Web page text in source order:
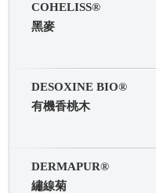
COHELISS®
黑麥
DESOXINE BIO®
有機香桃木
DERMAPUR®
繡線菊